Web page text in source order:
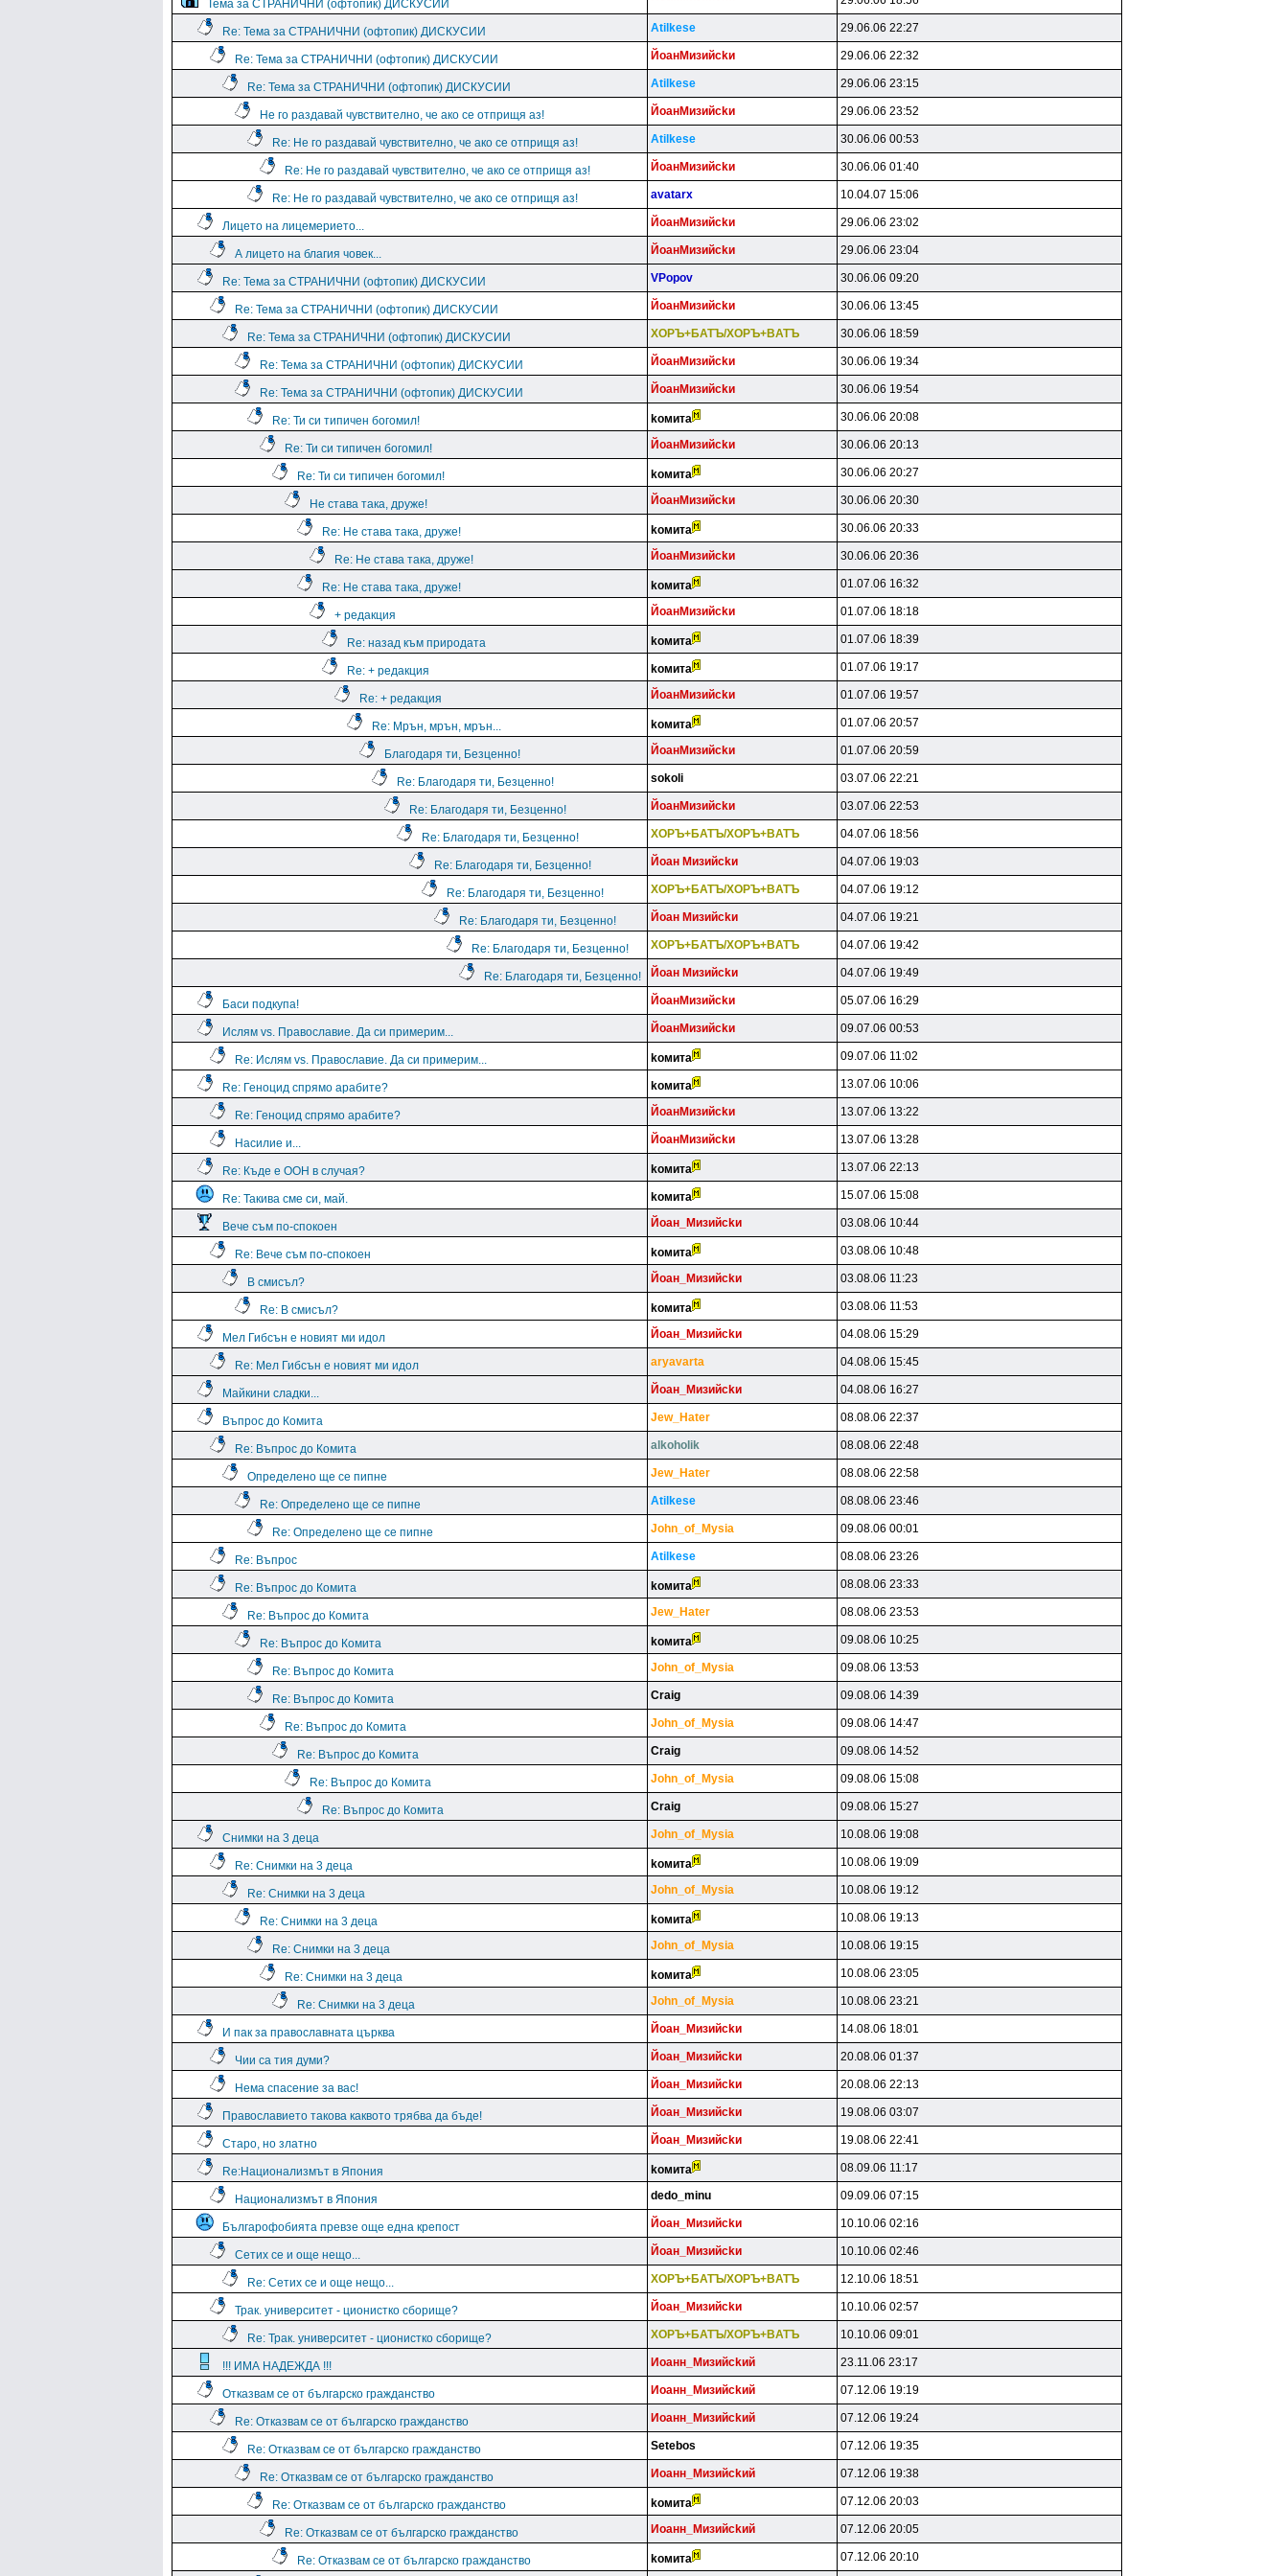
Тема за СТРАНИЧНИ (офтопик) ДИСКУСИИ
Re: Тема за СТРАНИЧНИ (офтопик) ДИСКУСИИ Atilkese 29.06.06 22:27
Re: Тема за СТРАНИЧНИ (офтопик) ДИСКУСИИ ЙoaнMизийckи 29.06.06 22:32
Re: Тема за СТРАНИЧНИ (офтопик) ДИСКУСИИ Atilkese 29.06.06 23:15
Не го раздавай чувствително, че ако се отприщя аз! ЙoaнMизийckи 29.06.06 23:52
Re: Не го раздавай чувствително, че ако се отприщя аз! Atilkese 30.06.06 00:53
Re: Не го раздавай чувствително, че ако се отприщя аз! ЙoaнMизийckи 30.06.06 01:40
Re: Не го раздавай чувствително, че ако се отприщя аз! avatarx 10.04.07 15:06
Лицето на лицемерието... ЙoaнMизийckи 29.06.06 23:02
А лицето на благия човек... ЙoaнMизийckи 29.06.06 23:04
Re: Тема за СТРАНИЧНИ (офтопик) ДИСКУСИИ VPopov 30.06.06 09:20
Re: Тема за СТРАНИЧНИ (офтопик) ДИСКУСИИ ЙoaнMизийckи 30.06.06 13:45
Re: Тема за СТРАНИЧНИ (офтопик) ДИСКУСИИ XOPЪ+БATЪ/XOPЪ+BATЪ 30.06.06 18:59
Re: Тема за СТРАНИЧНИ (офтопик) ДИСКУСИИ ЙoaнMизийckи 30.06.06 19:34
Re: Тема за СТРАНИЧНИ (офтопик) ДИСКУСИИ ЙoaнMизийckи 30.06.06 19:54
Re: Ти си типичен богомил! koмитa 30.06.06 20:08
Re: Ти си типичен богомил! ЙoaнMизийckи 30.06.06 20:13
Re: Ти си типичен богомил! koмитa 30.06.06 20:27
Не става така, друже! ЙoaнMизийckи 30.06.06 20:30
Re: Не става така, друже! koмитa 30.06.06 20:33
Re: Не става така, друже! ЙoaнMизийckи 30.06.06 20:36
Re: Не става така, друже! koмитa 01.07.06 16:32
+ редакция ЙoaнMизийckи 01.07.06 18:18
Re: назад към природата koмитa 01.07.06 18:39
Re: + редакция koмитa 01.07.06 19:17
Re: + редакция ЙoaнMизийckи 01.07.06 19:57
Re: Мрън, мрън, мрън... koмитa 01.07.06 20:57
Благодаря ти, Безценно! ЙoaнMизийckи 01.07.06 20:59
Re: Благодаря ти, Безценно! sokoli 03.07.06 22:21
Re: Благодаря ти, Безценно! ЙoaнMизийckи 03.07.06 22:53
Re: Благодаря ти, Безценно! XOPЪ+БATЪ/XOPЪ+BATЪ 04.07.06 18:56
Re: Благодаря ти, Безценно! Йoaн Mизийckи 04.07.06 19:03
Re: Благодаря ти, Безценно! XOPЪ+БATЪ/XOPЪ+BATЪ 04.07.06 19:12
Re: Благодаря ти, Безценно! Йoaн Mизийckи 04.07.06 19:21
Re: Благодаря ти, Безценно! XOPЪ+БATЪ/XOPЪ+BATЪ 04.07.06 19:42
Re: Благодаря ти, Безценно! Йoaн Mизийckи 04.07.06 19:49
Баси подкупа! ЙoaнMизийckи 05.07.06 16:29
Ислям vs. Православие. Да си примерим... ЙoaнMизийckи 09.07.06 00:53
Re: Ислям vs. Православие. Да си примерим... koмитa 09.07.06 11:02
Re: Геноцид спрямо арабите? koмитa 13.07.06 10:06
Re: Геноцид спрямо арабите? ЙoaнMизийckи 13.07.06 13:22
Насилие и... ЙoaнMизийckи 13.07.06 13:28
Re: Къде е ООН в случая? koмитa 13.07.06 22:13
Re: Такива сме си, май. koмитa 15.07.06 15:08
Вече съм по-спокоен Йoaн_Mизийckи 03.08.06 10:44
Re: Вече съм по-спокоен koмитa 03.08.06 10:48
В смисъл? Йoaн_Mизийckи 03.08.06 11:23
Re: В смисъл? koмитa 03.08.06 11:53
Мел Гибсън е новият ми идол Йoaн_Mизийckи 04.08.06 15:29
Re: Мел Гибсън е новият ми идол aryavarta 04.08.06 15:45
Майкини сладки... Йoaн_Mизийckи 04.08.06 16:27
Въпрос до Комита Jew_Hater 08.08.06 22:37
Re: Въпрос до Комита alkoholik 08.08.06 22:48
Определено ще се пипне Jew_Hater 08.08.06 22:58
Re: Определено ще се пипне Atilkese 08.08.06 23:46
Re: Определено ще се пипне John_of_Mysia 09.08.06 00:01
Re: Въпрос Atilkese 08.08.06 23:26
Re: Въпрос до Комита koмитa 08.08.06 23:33
Re: Въпрос до Комита Jew_Hater 08.08.06 23:53
Re: Въпрос до Комита koмитa 09.08.06 10:25
Re: Въпрос до Комита John_of_Mysia 09.08.06 13:53
Re: Въпрос до Комита Craig 09.08.06 14:39
Re: Въпрос до Комита John_of_Mysia 09.08.06 14:47
Re: Въпрос до Комита Craig 09.08.06 14:52
Re: Въпрос до Комита John_of_Mysia 09.08.06 15:08
Re: Въпрос до Комита Craig 09.08.06 15:27
Снимки на 3 деца John_of_Mysia 10.08.06 19:08
Re: Снимки на 3 деца koмитa 10.08.06 19:09
Re: Снимки на 3 деца John_of_Mysia 10.08.06 19:12
Re: Снимки на 3 деца koмитa 10.08.06 19:13
Re: Снимки на 3 деца John_of_Mysia 10.08.06 19:15
Re: Снимки на 3 деца koмитa 10.08.06 23:05
Re: Снимки на 3 деца John_of_Mysia 10.08.06 23:21
И пак за православната църква Йoaн_Mизийckи 14.08.06 18:01
Чии са тия думи? Йoaн_Mизийckи 20.08.06 01:37
Нема спасение за вас! Йoaн_Mизийckи 20.08.06 22:13
Православието такова каквото трябва да бъде! Йoaн_Mизийckи 19.08.06 03:07
Старо, но златно Йoaн_Mизийckи 19.08.06 22:41
Re:Национализмът в Япония koмитa 08.09.06 11:17
Национализмът в Япония dedo_minu 09.09.06 07:15
Българофобията превзе още една крепост Йoaн_Mизийckи 10.10.06 02:16
Сетих се и още нещо... Йoaн_Mизийckи 10.10.06 02:46
Re: Сетих се и още нещо... XOPЪ+БATЪ/XOPЪ+BATЪ 12.10.06 18:51
Трак. университет - ционистко сборище? Йoaн_Mизийckи 10.10.06 02:57
Re: Трак. университет - ционистко сборище? XOPЪ+БATЪ/XOPЪ+BATЪ 10.10.06 09:01
!!! ИМА НАДЕЖДА !!! Иoaнн_Mизийckий 23.11.06 23:17
Отказвам се от българско гражданство Иoaнн_Mизийckий 07.12.06 19:19
Re: Отказвам се от българско гражданство Иoaнн_Mизийckий 07.12.06 19:24
Re: Отказвам се от българско гражданство Setebos 07.12.06 19:35
Re: Отказвам се от българско гражданство Иoaнн_Mизийckий 07.12.06 19:38
Re: Отказвам се от българско гражданство koмитa 07.12.06 20:03
Re: Отказвам се от българско гражданство Иoaнн_Mизийckий 07.12.06 20:05
Re: Отказвам се от българско гражданство koмитa 07.12.06 20:10